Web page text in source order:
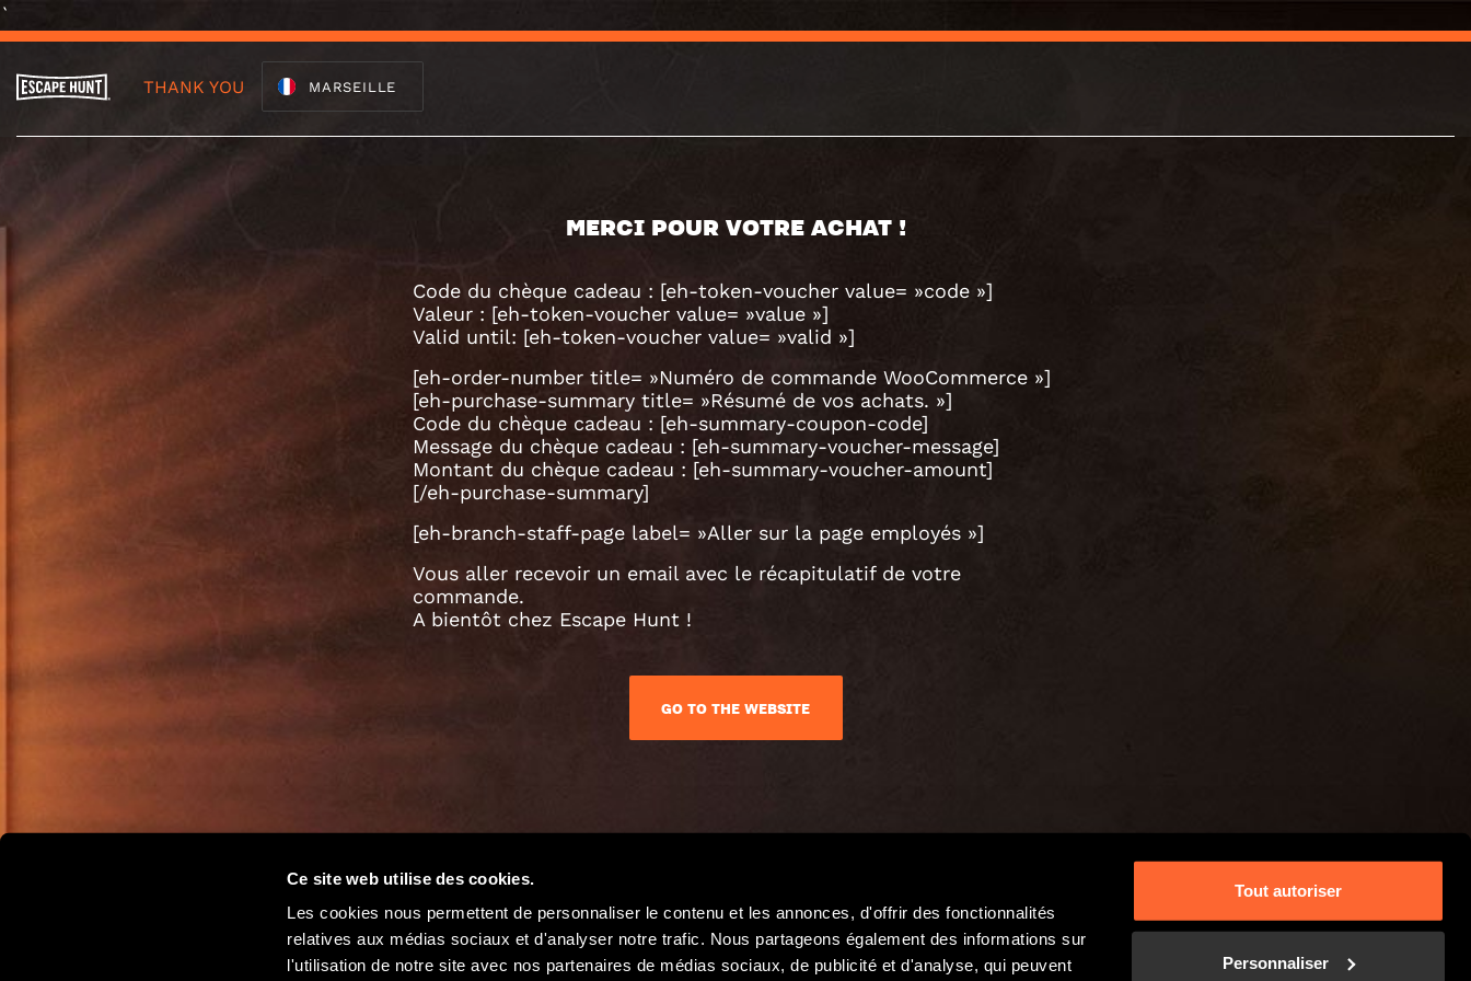
Ce site web utilise des cookies.
Les cookies nous permettent de personnaliser le contenu et les annonces, d'offrir des fonctionnalités
relatives aux médias sociaux et d'analyser notre trafic. Nous partageons également des informations sur
l'utilisation de notre site avec nos partenaires de médias sociaux, de publicité et d'analyse, qui peuvent
Tout autoriser
Personnaliser
`
THANK YOU MARSEILLE
MERCI POUR VOTRE ACHAT !
Code du chèque cadeau : [eh-token-voucher value= »code »]
Valeur : [eh-token-voucher value= »value »]
Valid until: [eh-token-voucher value= »valid »]
[eh-order-number title= »Numéro de commande WooCommerce »]
[eh-purchase-summary title= »Résumé de vos achats. »]
Code du chèque cadeau : [eh-summary-coupon-code]
Message du chèque cadeau : [eh-summary-voucher-message]
Montant du chèque cadeau : [eh-summary-voucher-amount]
[/eh-purchase-summary]
[eh-branch-staff-page label= »Aller sur la page employés »]
Vous aller recevoir un email avec le récapitulatif de votre
commande.
A bientôt chez Escape Hunt !
GO TO THE WEBSITE